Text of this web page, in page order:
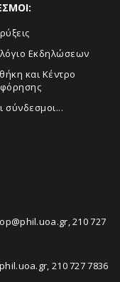
Εκδηλώσεων
και Κέντρο
σύνδεσμοι...
210 727
210 727 7836